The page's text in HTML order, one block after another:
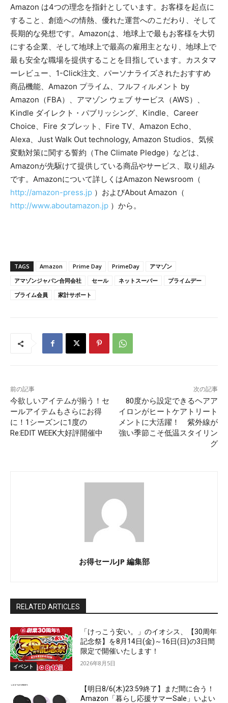
Amazon は4つの理念を指針としています。お客様を起点に
すること、創造への情熱、優れた運営へのこだわり、そして
長期的な発想です。Amazonは、地球上で最もお客様を大切
にする企業、そして地球上で最高の雇用主となり、地球上で
最も安全な職場を提供することを目指しています。カスタマ
ーレビュー、1-Click注文、パーソナライズされたおすすめ
商品機能、Amazon プライム、フルフィルメント by
Amazon（FBA）、アマゾン ウェブ サービス（AWS）、
Kindle ダイレクト・パブリッシング、Kindle、Career
Choice、Fire タブレット、Fire TV、Amazon Echo、
Alexa、Just Walk Out technology, Amazon Studios、気候
変動対策に関する誓約（The Climate Pledge）などは、
Amazonが先駆けて提供している商品やサービス、取り組み
です。Amazonについて詳しくはAmazon Newsroom（
http://amazon-press.jp ）およびAbout Amazon（
http://www.aboutamazon.jp ）から。
TAGS Amazon Prime Day PrimeDay
アマゾン
アマゾンジャパン合同会社
セール ネットスーパー
プライムデー
プライム会員
家計サポート
前の記事
今欲しいアイテムが揃う！セ
ールアイテムもさらにお得
に！1シーズンに1度の
Re:EDIT WEEK大好評開催中
次の記事
80度から設定できるヘアア
イロンがヒートケアトリート
メントに大活躍！ 紫外線が
強い季節こそ低温スタイリン
グ
お得セールJP 編集部
RELATED ARTICLES
イベント
「けっこう安い。」のイオシス、【30周年
記念祭】を8月14日(金)～16日(日)の3日間
限定で開催いたします！
2026年8月5日
【明日8/6(木)23:59終了】まだ間に合う！
Amazon「暮らし応援サマーSale」いよい